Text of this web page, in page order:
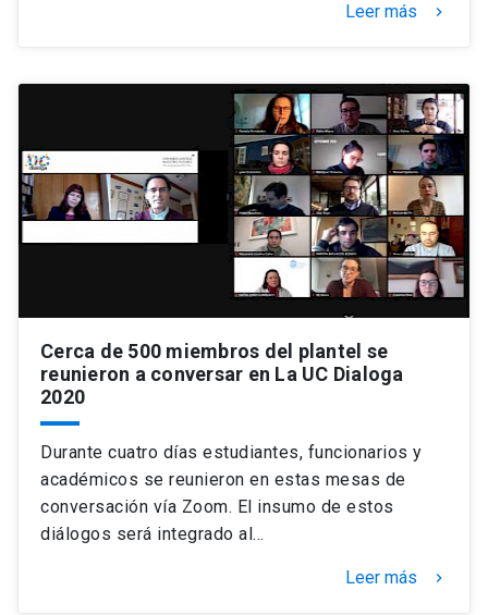
Leer más keyboard_arrow_right
Cerca de 500 miembros del plantel se
reunieron a conversar en La UC Dialoga
2020
Durante cuatro días estudiantes, funcionarios y
académicos se reunieron en estas mesas de
conversación vía Zoom. El insumo de estos
diálogos será integrado al…
Leer más keyboard_arrow_right